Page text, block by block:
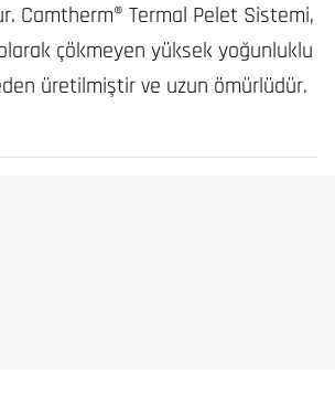
Camtherm® Termal Pelet Sistemi,
çökmeyen yüksek yoğunluklu
üretilmiştir ve uzun ömürlüdür.